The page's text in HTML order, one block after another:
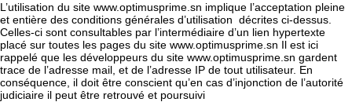
L’utilisation du site www.optimusprime.sn implique l’acceptation pleine
et entière des conditions générales d’utilisation décrites ci-dessus.
Celles-ci sont consultables par l’intermédiaire d’un lien hypertexte
placé sur toutes les pages du site www.optimusprime.sn Il est ici
rappelé que les développeurs du site www.optimusprime.sn gardent
trace de l’adresse mail, et de l’adresse IP de tout utilisateur. En
conséquence, il doit être conscient qu’en cas d’injonction de l’autorité
judiciaire il peut être retrouvé et poursuivi